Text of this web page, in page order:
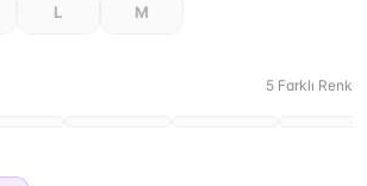
L M
5 Farklı Renk